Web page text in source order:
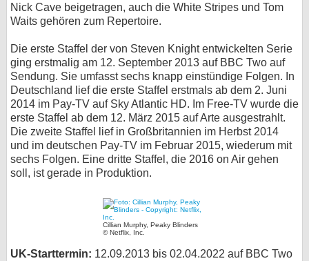
Nick Cave beigetragen, auch die White Stripes und Tom
Waits gehören zum Repertoire.
Die erste Staffel der von Steven Knight entwickelten Serie
ging erstmalig am 12. September 2013 auf BBC Two auf
Sendung. Sie umfasst sechs knapp einstündige Folgen. In
Deutschland lief die erste Staffel erstmals ab dem 2. Juni
2014 im Pay-TV auf Sky Atlantic HD. Im Free-TV wurde die
erste Staffel ab dem 12. März 2015 auf Arte ausgestrahlt.
Die zweite Staffel lief in Großbritannien im Herbst 2014
und im deutschen Pay-TV im Februar 2015, wiederum mit
sechs Folgen. Eine dritte Staffel, die 2016 on Air gehen
soll, ist gerade in Produktion.
Cillian Murphy, Peaky Blinders
© Netflix, Inc.
UK-Starttermin: 12.09.2013 bis 02.04.2022 auf BBC Two